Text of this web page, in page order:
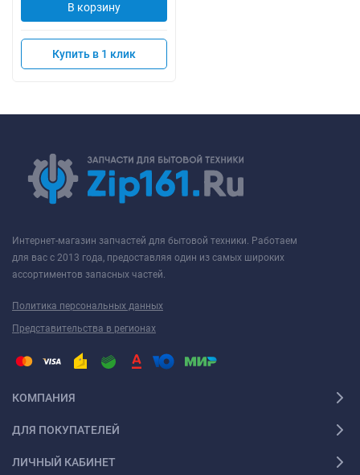
В корзину
Купить в 1 клик
Интернет-магазин запчастей для бытовой техники. Работаем
для вас с 2013 года, предоставляя один из самых широких
ассортиментов запасных частей.
Политика персональных данных
Представительства в регионах
КОМПАНИЯ
ДЛЯ ПОКУПАТЕЛЕЙ
ЛИЧНЫЙ КАБИНЕТ